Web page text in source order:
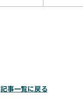
記事一覧に戻る